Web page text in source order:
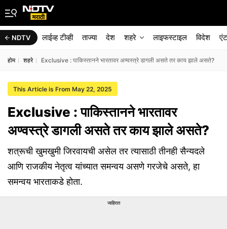
NDTV लाईव्ह टीव्ही ताज्या देश शहरे लाइफस्टाइल विदेश
होम शहरे Exclusive : पाकिस्तानने भारतावर अण्वस्त्रे डागली असते तर काय झाले असते?
This Article is From May 22, 2025
Exclusive : पाकिस्तानने भारतावर
अण्वस्त्रे डागली असते तर काय झाले असते?
शत्रूची खुमखुमी जिरवायची असेल तर त्यासाठी तीनही सैन्यदले
आणि राजकीय नेतृत्व यांच्यात समन्वय असणे गरजेचे असते, हा
समन्वय भारताकडे होता.
जाहिरात